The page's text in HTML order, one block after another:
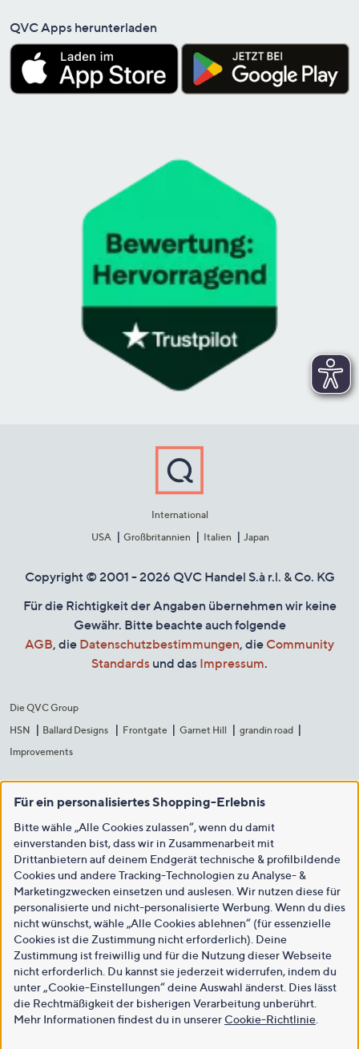
QVC Apps herunterladen
International
USA
Großbritannien Italien Japan
Copyright © 2001 - 2026 QVC Handel S.à r.l. & Co. KG
Für die Richtigkeit der Angaben übernehmen wir keine
Gewähr. Bitte beachte auch folgende
AGB, die Datenschutzbestimmungen, die Community
Standards und das Impressum.
Die QVC Group
HSN
Ballard Designs Frontgate Garnet Hill
grandin road
Improvements
Für ein personalisiertes Shopping-Erlebnis
Bitte wähle „Alle Cookies zulassen“, wenn du damit
einverstanden bist, dass wir in Zusammenarbeit mit
Drittanbietern auf deinem Endgerät technische & profilbildende
Cookies und andere Tracking-Technologien zu Analyse- &
Marketingzwecken einsetzen und auslesen. Wir nutzen diese für
personalisierte und nicht-personalisierte Werbung. Wenn du dies
nicht wünschst, wähle „Alle Cookies ablehnen“ (für essenzielle
Cookies ist die Zustimmung nicht erforderlich). Deine
Zustimmung ist freiwillig und für die Nutzung dieser Webseite
nicht erforderlich. Du kannst sie jederzeit widerrufen, indem du
unter „Cookie-Einstellungen“ deine Auswahl änderst. Dies lässt
die Rechtmäßigkeit der bisherigen Verarbeitung unberührt.
Mehr Informationen findest du in unsererCookie-Richtlinie